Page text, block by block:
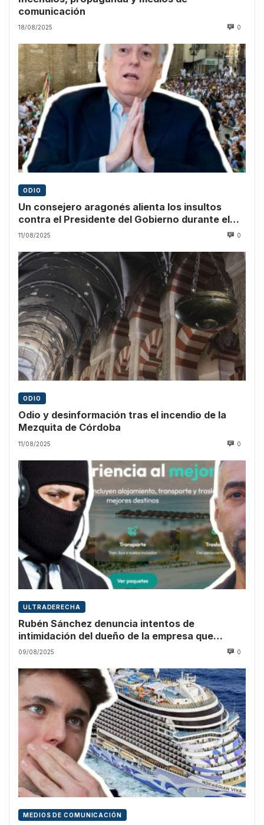
comunicación
18/08/2025 0
ODIO
Un consejero aragonés alienta los insultos
contra el Presidente del Gobierno durante el
pregón
11/08/2025 0
ODIO
Odio y desinformación tras el incendio de la
Mezquita de Córdoba
11/08/2025 0
ULTRADERECHA
Rubén Sánchez denuncia intentos de
intimidación del dueño de la empresa que
promocionó Vito Quiles
09/08/2025 0
MEDIOS DE COMUNICACIÓN